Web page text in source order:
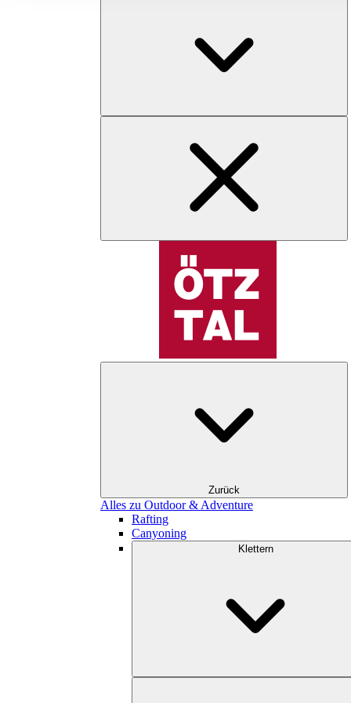
Zurück
Alles zu Outdoor & Adventure
Rafting
Canyoning
Klettern